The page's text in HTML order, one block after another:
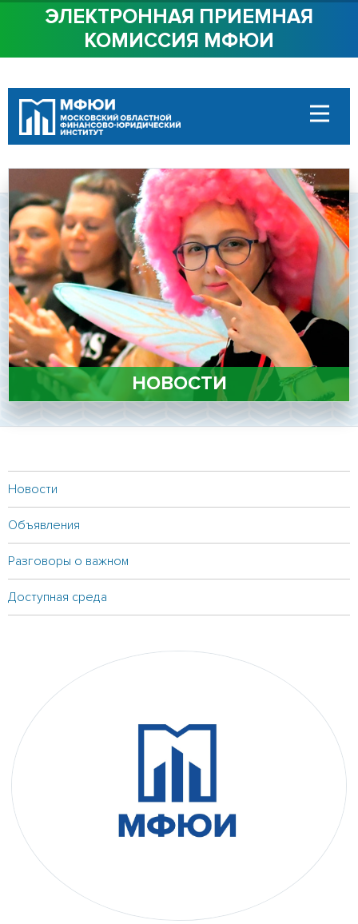
ЭЛЕКТРОННАЯ ПРИЕМНАЯ
КОМИССИЯ МФЮИ
ОБ ИНСТИТУТЕ
СТУДЕНТАМ
ДОСТУПНАЯ СРЕДА
СОТРУДНИЧЕСТВО
КОНТАКТЫ
Сведения об
образовательной
организации
Личный кабинет
Подать документы онлайн
Версия для слабовидящих
НОВОСТИ
Новости
Объявления
Разговоры о важном
Доступная среда